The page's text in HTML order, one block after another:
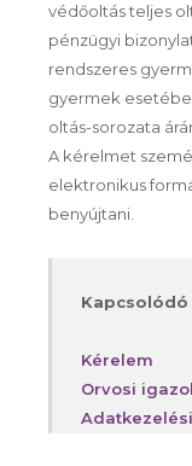
védőoltás teljes
pénzügyi
rendszeres
gyermek
oltás-sorozata
A kérelmet
elektronikus
benyújtani.
Kérelem
Orvosi